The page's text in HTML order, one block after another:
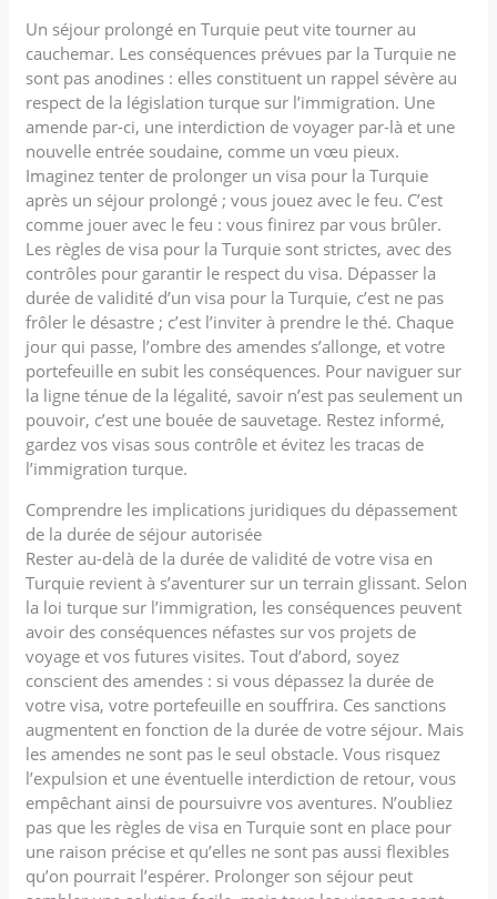
Un séjour prolongé en Turquie peut vite tourner au
cauchemar. Les conséquences prévues par la Turquie ne
sont pas anodines : elles constituent un rappel sévère au
respect de la législation turque sur l’immigration. Une
amende par-ci, une interdiction de voyager par-là et une
nouvelle entrée soudaine, comme un vœu pieux.
Imaginez tenter de prolonger un visa pour la Turquie
après un séjour prolongé ; vous jouez avec le feu. C’est
comme jouer avec le feu : vous finirez par vous brûler.
Les règles de visa pour la Turquie sont strictes, avec des
contrôles pour garantir le respect du visa. Dépasser la
durée de validité d’un visa pour la Turquie, c’est ne pas
frôler le désastre ; c’est l’inviter à prendre le thé. Chaque
jour qui passe, l’ombre des amendes s’allonge, et votre
portefeuille en subit les conséquences. Pour naviguer sur
la ligne ténue de la légalité, savoir n’est pas seulement un
pouvoir, c’est une bouée de sauvetage. Restez informé,
gardez vos visas sous contrôle et évitez les tracas de
l’immigration turque.
Comprendre les implications juridiques du dépassement
de la durée de séjour autorisée
Rester au-delà de la durée de validité de votre visa en
Turquie revient à s’aventurer sur un terrain glissant. Selon
la loi turque sur l’immigration, les conséquences peuvent
avoir des conséquences néfastes sur vos projets de
voyage et vos futures visites. Tout d’abord, soyez
conscient des amendes : si vous dépassez la durée de
votre visa, votre portefeuille en souffrira. Ces sanctions
augmentent en fonction de la durée de votre séjour. Mais
les amendes ne sont pas le seul obstacle. Vous risquez
l’expulsion et une éventuelle interdiction de retour, vous
empêchant ainsi de poursuivre vos aventures. N’oubliez
pas que les règles de visa en Turquie sont en place pour
une raison précise et qu’elles ne sont pas aussi flexibles
qu’on pourrait l’espérer. Prolonger son séjour peut